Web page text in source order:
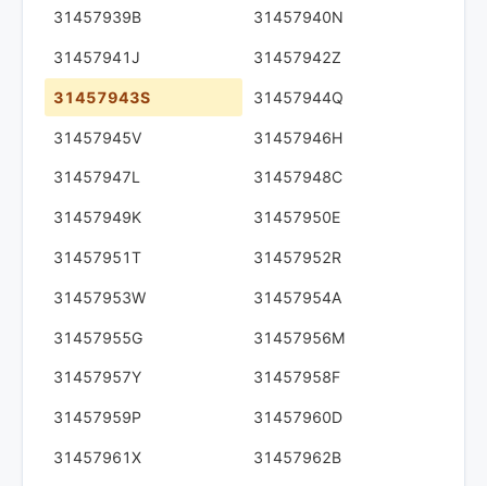
31457939B 31457940N
31457941J 31457942Z
31457943S 31457944Q
31457945V 31457946H
31457947L 31457948C
31457949K 31457950E
31457951T 31457952R
31457953W 31457954A
31457955G 31457956M
31457957Y 31457958F
31457959P 31457960D
31457961X 31457962B